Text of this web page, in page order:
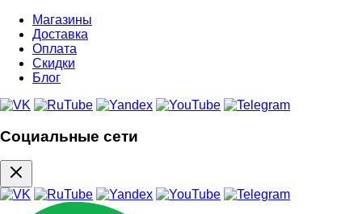
Магазины
Доставка
Оплата
Скидки
Блог
Социальные сети